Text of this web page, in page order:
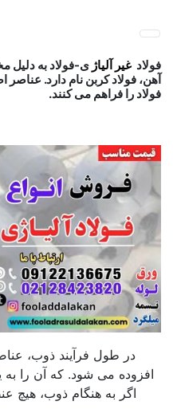
فولاد غیر آلیاژ ی-فولاد به دلیل
آهن، فولاد کربن نام دارد.
فولاد را فراهم می کنند.
در طول فرآیند ذوب،
افزوده می شود. که آن را به
اگر به هنگام ذوب، هیچ